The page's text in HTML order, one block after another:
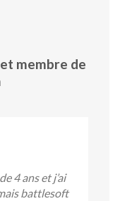
membre de
4 ans et j’ai
battlesoft